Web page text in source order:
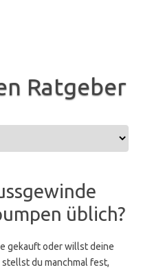
Ratgeber
üblich?
gekauft oder willst deine
du manchmal fest,